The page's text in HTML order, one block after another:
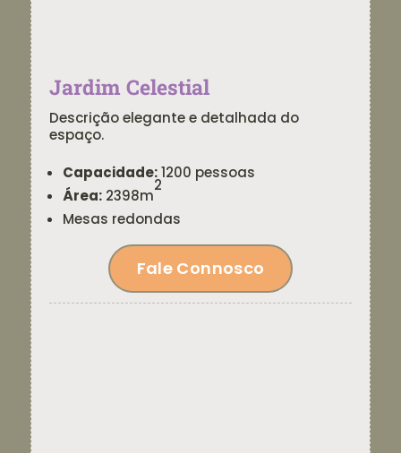
Jardim Celestial
Descrição elegante e detalhada do
espaço.
Capacidade:1200 pessoas
Área: 2398m
2
Mesas redondas
Fale Connosco